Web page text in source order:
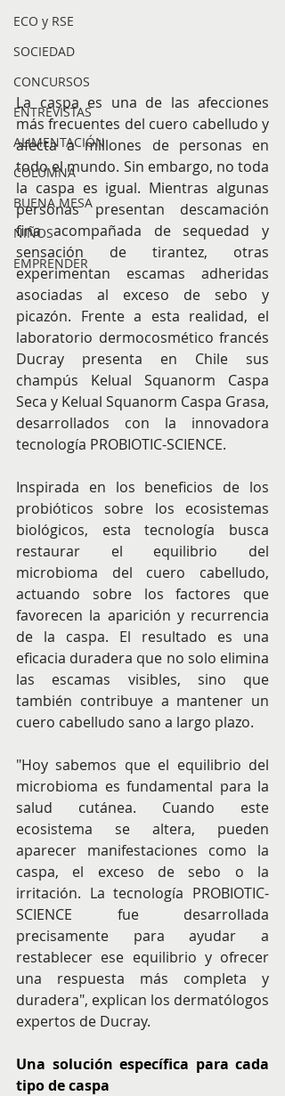
ECO y RSE
SOCIEDAD
CONCURSOS
ENTREVISTAS
ALIMENTACIÓN
COLUMNA
BUENA MESA
NIÑOS
EMPRENDER
La caspa es una de las afecciones
más frecuentes del cuero cabelludo y
afecta a millones de personas en
todo el mundo. Sin embargo, no toda
la caspa es igual. Mientras algunas
personas presentan descamación
fina acompañada de sequedad y
sensación de tirantez, otras
experimentan escamas adheridas
asociadas al exceso de sebo y
picazón. Frente a esta realidad, el
laboratorio dermocosmético francés
Ducray presenta en Chile sus
champús Kelual Squanorm Caspa
Seca y Kelual Squanorm Caspa Grasa,
desarrollados con la innovadora
tecnología PROBIOTIC-SCIENCE.
Inspirada en los beneficios de los
probióticos sobre los ecosistemas
biológicos, esta tecnología busca
restaurar el equilibrio del
microbioma del cuero cabelludo,
actuando sobre los factores que
favorecen la aparición y recurrencia
de la caspa. El resultado es una
eficacia duradera que no solo elimina
las escamas visibles, sino que
también contribuye a mantener un
cuero cabelludo sano a largo plazo.
"Hoy sabemos que el equilibrio del
microbioma es fundamental para la
salud cutánea. Cuando este
ecosistema se altera, pueden
aparecer manifestaciones como la
caspa, el exceso de sebo o la
irritación. La tecnología PROBIOTIC-
SCIENCE fue desarrollada
precisamente para ayudar a
restablecer ese equilibrio y ofrecer
una respuesta más completa y
duradera", explican los dermatólogos
expertos de Ducray.
Una solución específica para cada
tipo de caspa